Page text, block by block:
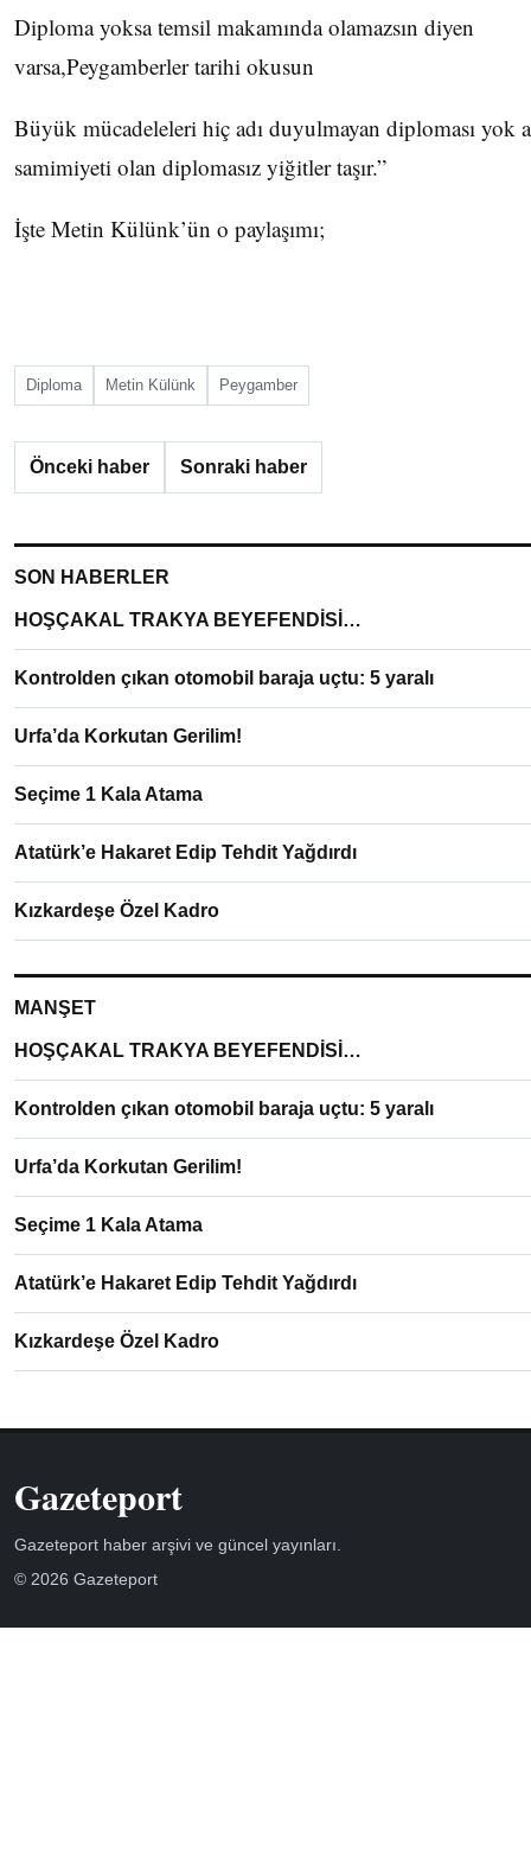
Diploma yoksa temsil makamında olamazsın diyen
varsa,Peygamberler tarihi okusun
Büyük mücadeleleri hiç adı duyulmayan diploması yok
samimiyeti olan diplomasız yiğitler taşır.”
İşte Metin Külünk’ün o paylaşımı;
Diploma Metin Külünk Peygamber
Önceki haber Sonraki haber
SON HABERLER
HOŞÇAKAL TRAKYA BEYEFENDİSİ…
Kontrolden çıkan otomobil baraja uçtu: 5 yaralı
Urfa’da Korkutan Gerilim!
Seçime 1 Kala Atama
Atatürk’e Hakaret Edip Tehdit Yağdırdı
Kızkardeşe Özel Kadro
MANŞET
HOŞÇAKAL TRAKYA BEYEFENDİSİ…
Kontrolden çıkan otomobil baraja uçtu: 5 yaralı
Urfa’da Korkutan Gerilim!
Seçime 1 Kala Atama
Atatürk’e Hakaret Edip Tehdit Yağdırdı
Kızkardeşe Özel Kadro
Gazeteport
Gazeteport haber arşivi ve güncel yayınları.
© 2026 Gazeteport